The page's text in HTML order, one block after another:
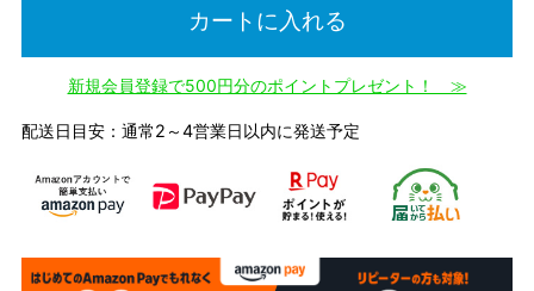
カートに入れる
新規会員登録で500円分のポイントプレゼント！ ≫
配送日目安：通常2～4営業日以内に発送予定